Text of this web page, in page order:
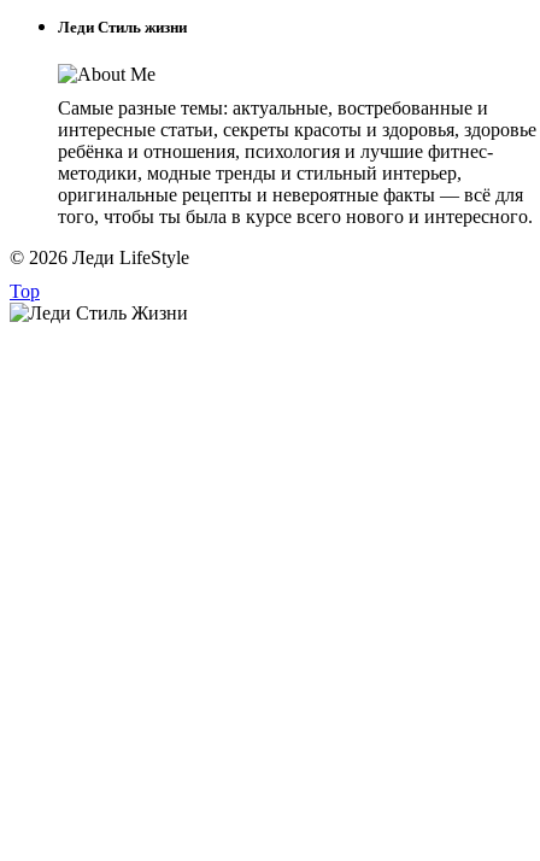
Леди Стиль жизни
Самые разные темы: актуальные, востребованные и
интересные статьи, секреты красоты и здоровья, здоровье
ребёнка и отношения, психология и лучшие фитнес-
методики, модные тренды и стильный интерьер,
оригинальные рецепты и невероятные факты — всё для
того, чтобы ты была в курсе всего нового и интересного.
© 2026 Леди LifeStyle
Top